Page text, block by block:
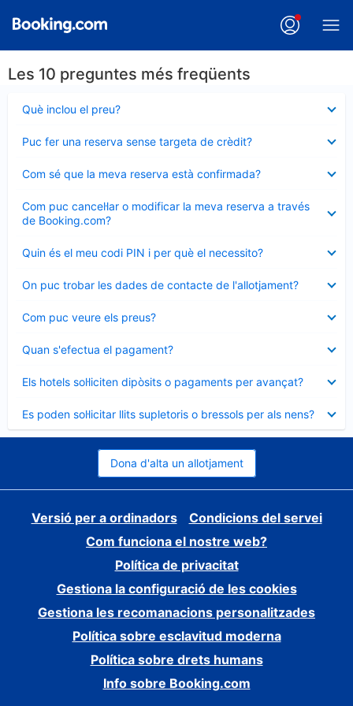
Les 10 preguntes més freqüents
Què inclou el preu?
tancat
Puc fer una reserva sense targeta de crèdit?
tancat
Com sé que la meva reserva està confirmada?
tancat
Com puc cancel·lar o modificar la meva reserva a través
de Booking.com?
tancat
Quin és el meu codi PIN i per què el necessito?
tancat
On puc trobar les dades de contacte de l'allotjament?
tancat
Com puc veure els preus?
tancat
Quan s'efectua el pagament?
tancat
Els hotels sol·liciten dipòsits o pagaments per avançat?
tancat
Es poden sol·licitar llits supletoris o bressols per als nens?
tancat
Dona d'alta un allotjament
Versió per a ordinadors
Condicions del servei
Com funciona el nostre web?
Política de privacitat
Gestiona la configuració de les cookies
Gestiona les recomanacions personalitzades
Política sobre esclavitud moderna
Política sobre drets humans
Info sobre Booking.com